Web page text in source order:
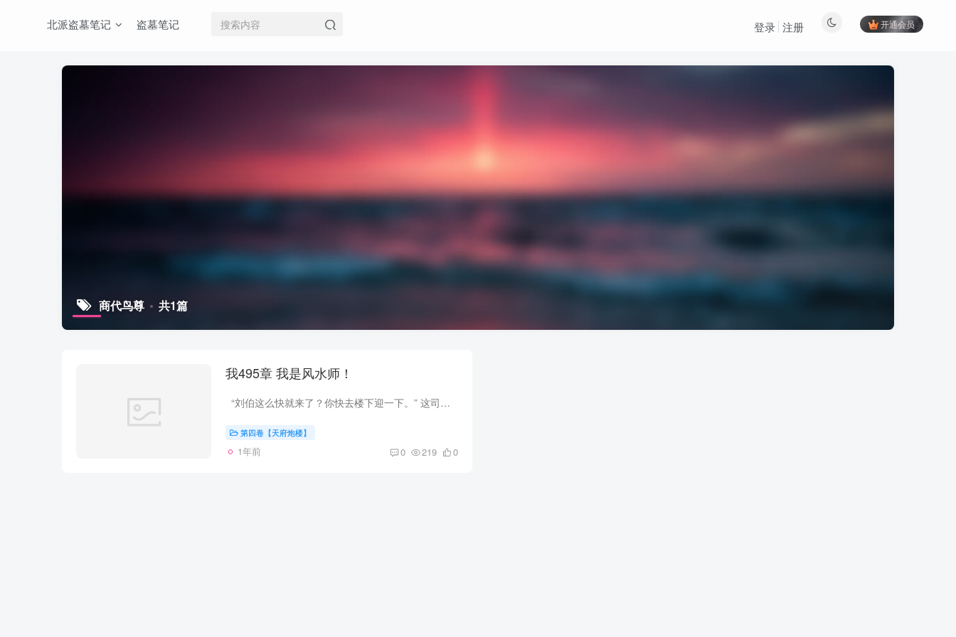
北派盗墓笔记 盗墓笔记 开通会员
登录 注册
商代鸟尊 共1篇
我495章 我是风水师！
“刘伯这么快就来了？你快去楼下迎一下。” 这司机点头，开门出去了。 我佯装喝水，手心出了一层汗。 我计划全被打乱了，这半夜三更的，我本以为对方明天到！没想来的这么快！ 我有自知...
第四卷【天府炮楼】
1年前 0 219 0